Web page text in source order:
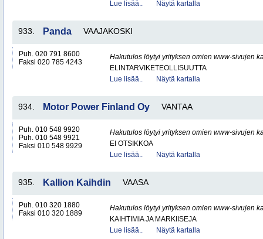
Lue lisää..
Näytä kartalla
933. Panda VAAJAKOSKI
Puh. 020 791 8600
Faksi 020 785 4243
Hakutulos löytyi yrityksen omien www-sivujen
ELINTARVIKETEOLLISUUTTA
Lue lisää..
Näytä kartalla
934. Motor Power Finland Oy VANTAA
Puh. 010 548 9920
Puh. 010 548 9921
Faksi 010 548 9929
Hakutulos löytyi yrityksen omien www-sivujen
EI OTSIKKOA
Lue lisää..
Näytä kartalla
935. Kallion Kaihdin VAASA
Puh. 010 320 1880
Faksi 010 320 1889
Hakutulos löytyi yrityksen omien www-sivujen
KAIHTIMIA JA MARKIISEJA
Lue lisää..
Näytä kartalla